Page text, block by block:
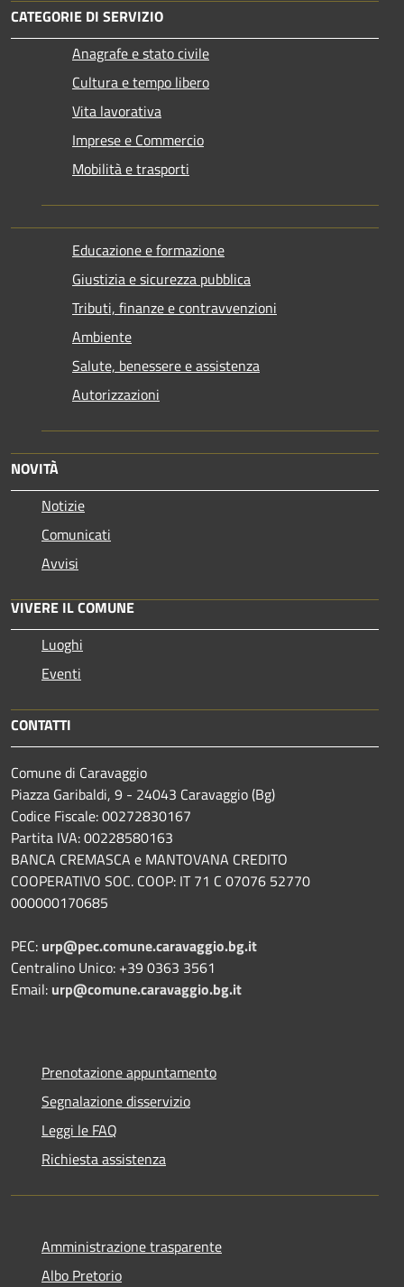
CATEGORIE DI SERVIZIO
Anagrafe e stato civile
Cultura e tempo libero
Vita lavorativa
Imprese e Commercio
Mobilità e trasporti
Educazione e formazione
Giustizia e sicurezza pubblica
Tributi, finanze e contravvenzioni
Ambiente
Salute, benessere e assistenza
Autorizzazioni
NOVITÀ
Notizie
Comunicati
Avvisi
VIVERE IL COMUNE
Luoghi
Eventi
CONTATTI
Comune di Caravaggio
Piazza Garibaldi, 9 - 24043 Caravaggio (Bg)
Codice Fiscale: 00272830167
Partita IVA: 00228580163
BANCA CREMASCA e MANTOVANA CREDITO
COOPERATIVO SOC. COOP: IT 71 C 07076 52770
000000170685
PEC: urp@pec.comune.caravaggio.bg.it
Centralino Unico: +39 0363 3561
Email: urp@comune.caravaggio.bg.it
Prenotazione appuntamento
Segnalazione disservizio
Leggi le FAQ
Richiesta assistenza
Amministrazione trasparente
Albo Pretorio